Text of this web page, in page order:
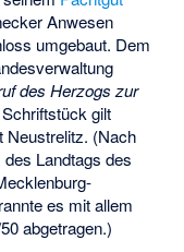
Anwesen
umgebaut. Dem
des Herzogs zur
gilt
Neustrelitz. (Nach
Landtags des
es mit allem
abgetragen.)